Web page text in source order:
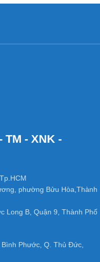
TM - XNK -
phường Bửu Hòa,Thành
Long B, Quận 9, Thành Phố
Phước, Q. Thủ Đức,